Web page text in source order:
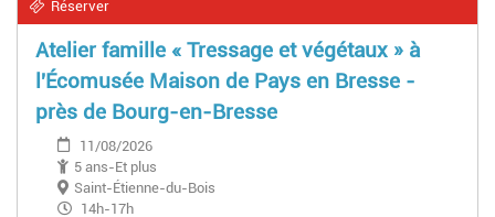
Réserver
Atelier famille « Tressage et végétaux » à
l'Écomusée Maison de Pays en Bresse -
près de Bourg-en-Bresse
11/08/2026
5 ans-Et plus
Saint-Étienne-du-Bois
14h-17h